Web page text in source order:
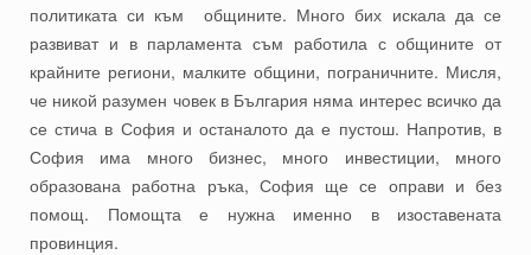
политиката си към общините. Много бих искала да се
развиват и в парламента съм работила с общините от
крайните региони, малките общини, пограничните. Мисля,
че никой разумен човек в България няма интерес всичко да
се стича в София и останалото да е пустош. Напротив, в
София има много бизнес, много инвестиции, много
образована работна ръка, София ще се оправи и без
помощ. Помощта е нужна именно в изоставената
провинция.